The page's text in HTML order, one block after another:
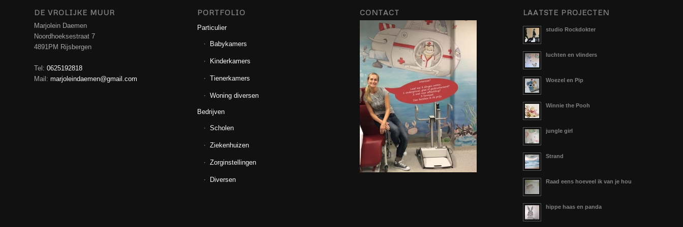
DE VROLIJKE MUUR
Marjolein Daemen
Noordhoeksestraat 7
4891PM Rijsbergen
Tel: 0625192818
Mail: marjoleindaemen@gmail.com
PORTFOLIO
Particulier
Babykamers
Kinderkamers
Tienerkamers
Woning diversen
Bedrijven
Scholen
Ziekenhuizen
Zorginstellingen
Diversen
CONTACT LAATSTE PROJECTEN
studio Rockdokter
luchten en vlinders
Woezel en Pip
Winnie the Pooh
jungle girl
Strand
Raad eens hoeveel ik van je hou
hippe haas en panda